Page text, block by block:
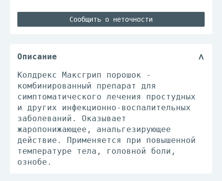
Сообщить о неточности
Описание
Колдрекс Максгрип порошок -
комбинированный препарат для
симптоматического лечения простудных
и других инфекционно-воспалительных
заболеваний. Оказывает
жаропонижающее, анальгезирующее
действие. Применяется при повышенной
температуре тела, головной боли,
ознобе.